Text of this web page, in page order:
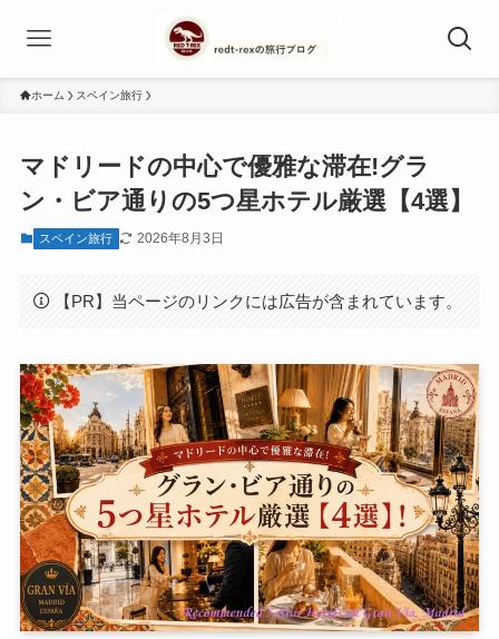
ホーム スペイン旅行
マドリードの中心で優雅な滞在!グラ
ン・ビア通りの5つ星ホテル厳選【4選】
スペイン旅行 2026年8月3日
【PR】当ページのリンクには広告が含まれています。